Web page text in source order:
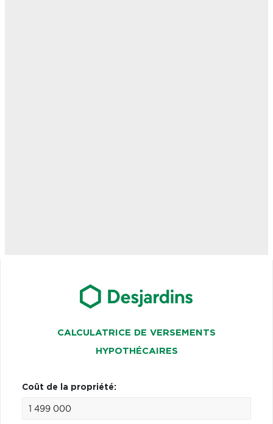
CALCULATRICE DE VERSEMENTS
HYPOTHÉCAIRES
Coût de la propriété: